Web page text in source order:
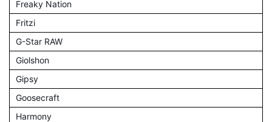
Freaky Nation
Fritzi
G-Star RAW
Giolshon
Gipsy
Goosecraft
Harmony